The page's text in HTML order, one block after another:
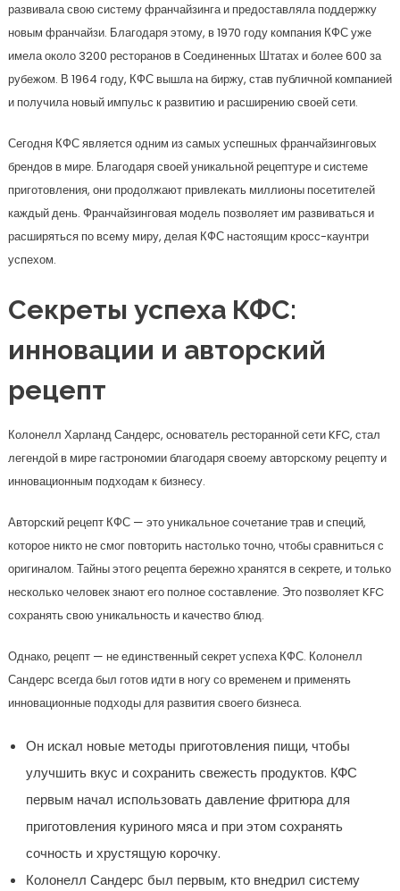
развивала свою систему франчайзинга и предоставляла поддержку
новым франчайзи. Благодаря этому, в 1970 году компания КФС уже
имела около 3200 ресторанов в Соединенных Штатах и более 600 за
рубежом. В 1964 году, КФС вышла на биржу, став публичной компанией
и получила новый импульс к развитию и расширению своей сети.
Сегодня КФС является одним из самых успешных франчайзинговых
брендов в мире. Благодаря своей уникальной рецептуре и системе
приготовления, они продолжают привлекать миллионы посетителей
каждый день. Франчайзинговая модель позволяет им развиваться и
расширяться по всему миру, делая КФС настоящим кросс-каунтри
успехом.
Секреты успеха КФС:
инновации и авторский
рецепт
Колонелл Харланд Сандерс, основатель ресторанной сети KFC, стал
легендой в мире гастрономии благодаря своему авторскому рецепту и
инновационным подходам к бизнесу.
Авторский рецепт КФС — это уникальное сочетание трав и специй,
которое никто не смог повторить настолько точно, чтобы сравниться с
оригиналом. Тайны этого рецепта бережно хранятся в секрете, и только
несколько человек знают его полное составление. Это позволяет KFC
сохранять свою уникальность и качество блюд.
Однако, рецепт — не единственный секрет успеха КФС. Колонелл
Сандерс всегда был готов идти в ногу со временем и применять
инновационные подходы для развития своего бизнеса.
Он искал новые методы приготовления пищи, чтобы
улучшить вкус и сохранить свежесть продуктов. КФС
первым начал использовать давление фритюра для
приготовления куриного мяса и при этом сохранять
сочность и хрустящую корочку.
Колонелл Сандерс был первым, кто внедрил систему